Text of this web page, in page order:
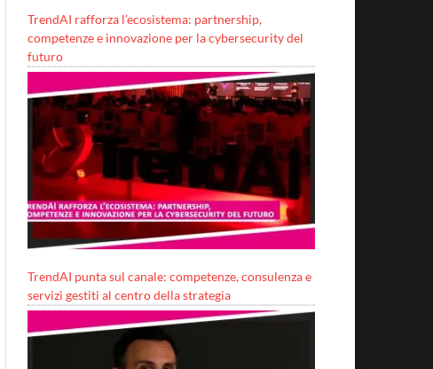
TrendAI rafforza l’ecosistema: partnership,
competenze e innovazione per la cybersecurity del
futuro
TrendAI punta sul canale: competenze, consulenza e
servizi gestiti al centro della strategia